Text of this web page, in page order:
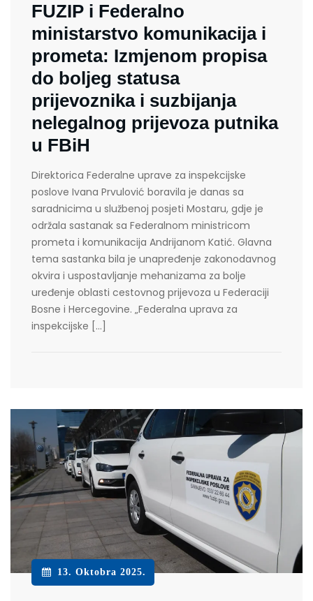
FUZIP i Federalno
ministarstvo komunikacija i
prometa: Izmjenom propisa
do boljeg statusa
prijevoznika i suzbijanja
nelegalnog prijevoza putnika
u FBiH
Direktorica Federalne uprave za inspekcijske
poslove Ivana Prvulović boravila je danas sa
saradnicima u službenoj posjeti Mostaru, gdje je
održala sastanak sa Federalnom ministricom
prometa i komunikacija Andrijanom Katić. Glavna
tema sastanka bila je unapređenje zakonodavnog
okvira i uspostavljanje mehanizama za bolje
uređenje oblasti cestovnog prijevoza u Federaciji
Bosne i Hercegovine. „Federalna uprava za
inspekcijske […]
13. Oktobra 2025.